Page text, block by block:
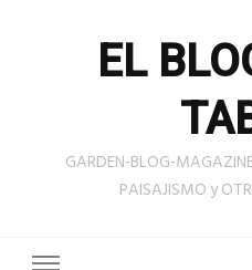
EL
GARDEN-BLOG-
PAISAJISMO y